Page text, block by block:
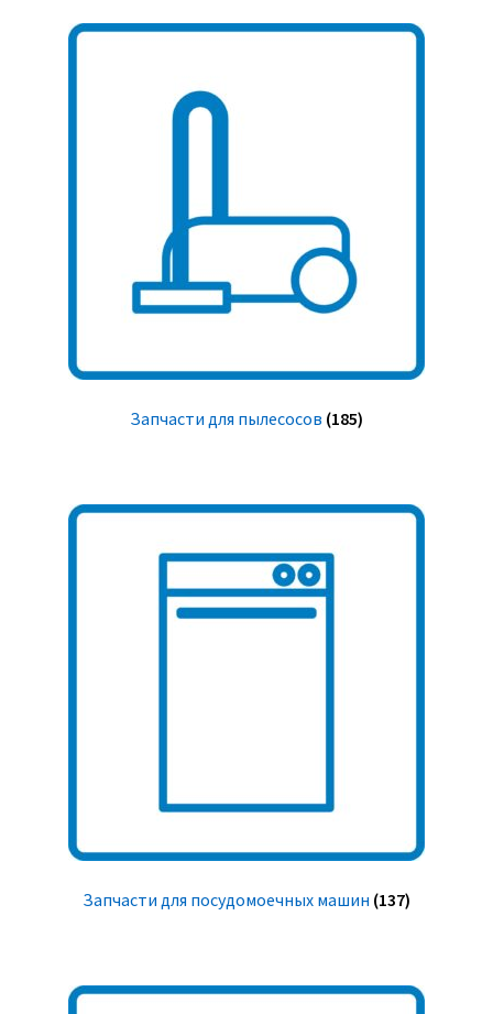
Запчасти для пылесосов (185)
Запчасти для посудомоечных машин (137)